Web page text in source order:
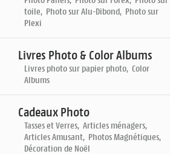
toile, Photo sur Alu-Dibond, Photo sur
Plexi
Livres Photo & Color Albums
Livres photo sur papier photo, Color
Albums
Cadeaux Photo
Tasses et Verres, Articles ménagers,
Articles Amusant, Photos Magnétiques,
Décoration de Noël